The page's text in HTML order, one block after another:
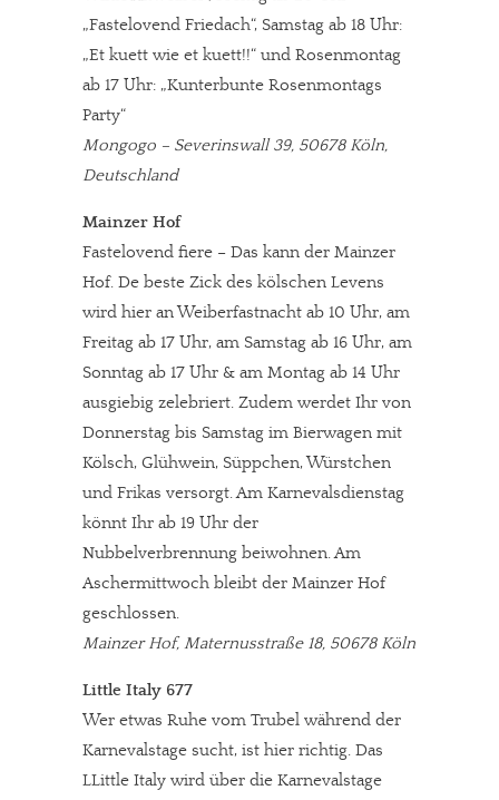
„Fastelovend Friedach“, Samstag ab 18 Uhr:
„Et kuett wie et kuett!!“ und Rosenmontag
ab 17 Uhr: „Kunterbunte Rosenmontags
Party“
Mongogo – Severinswall 39, 50678 Köln,
Deutschland
Mainzer Hof
Fastelovend fiere – Das kann der Mainzer
Hof. De beste Zick des kölschen Levens
wird hier an Weiberfastnacht ab 10 Uhr, am
Freitag ab 17 Uhr, am Samstag ab 16 Uhr, am
Sonntag ab 17 Uhr & am Montag ab 14 Uhr
ausgiebig zelebriert. Zudem werdet Ihr von
Donnerstag bis Samstag im Bierwagen mit
Kölsch, Glühwein, Süppchen, Würstchen
und Frikas versorgt. Am Karnevalsdienstag
könnt Ihr ab 19 Uhr der
Nubbelverbrennung beiwohnen. Am
Aschermittwoch bleibt der Mainzer Hof
geschlossen.
Mainzer Hof, Maternusstraße 18, 50678 Köln
Little Italy 677
Wer etwas Ruhe vom Trubel während der
Karnevalstage sucht, ist hier richtig. Das
LLittle Italy wird über die Karnevalstage